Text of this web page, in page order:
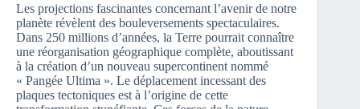
Les projections fascinantes concernant l’avenir de notre
planète révèlent des bouleversements spectaculaires.
Dans 250 millions d’années, la Terre pourrait connaître
une réorganisation géographique complète, aboutissant
à la création d’un nouveau supercontinent nommé
« Pangée Ultima ». Le déplacement incessant des
plaques tectoniques est à l’origine de cette